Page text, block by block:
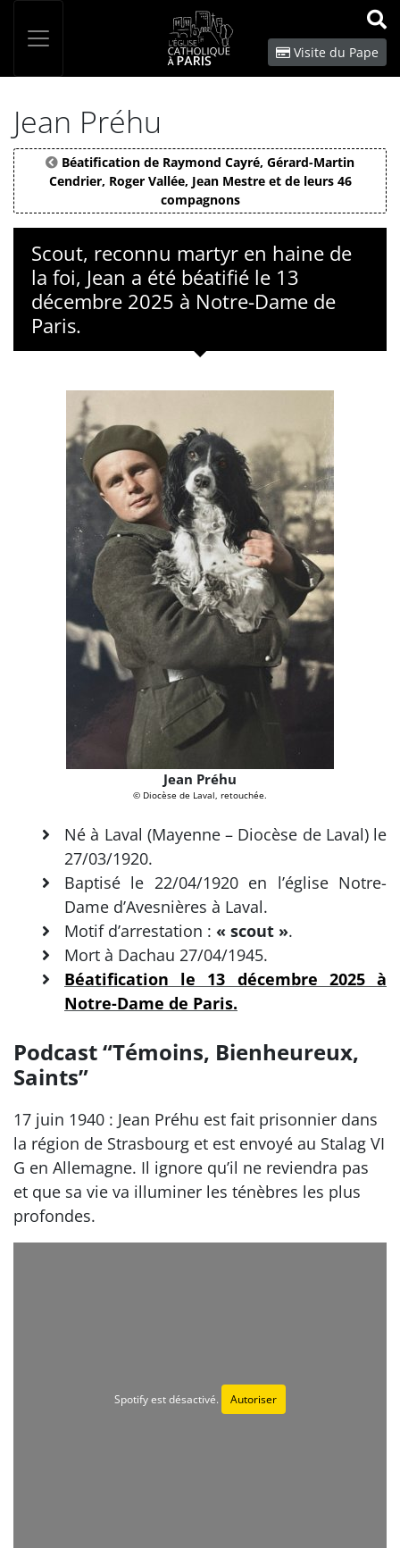
OK
Visite du Pape
Jean Préhu
Béatification de Raymond Cayré, Gérard-Martin
Cendrier, Roger Vallée, Jean Mestre et de leurs 46
compagnons
Scout, reconnu martyr en haine de
la foi, Jean a été béatifié le 13
décembre 2025 à Notre-Dame de
Paris.
Jean Préhu
© Diocèse de Laval, retouchée.
Né à Laval (Mayenne – Diocèse de Laval) le
27/03/1920.
Baptisé le 22/04/1920 en l’église Notre-
Dame d’Avesnières à Laval.
Motif d’arrestation : « scout ».
Mort à Dachau 27/04/1945.
Béatification le 13 décembre 2025 à
Notre-Dame de Paris.
Podcast “Témoins, Bienheureux,
Saints”
17 juin 1940 : Jean Préhu est fait prisonnier dans
la région de Strasbourg et est envoyé au Stalag VI
G en Allemagne. Il ignore qu’il ne reviendra pas
et que sa vie va illuminer les ténèbres les plus
profondes.
Spotify est désactivé. Autoriser
Panneau de gestion des cookies